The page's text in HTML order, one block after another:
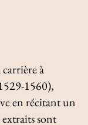
à
1560),
en récitant un
sont